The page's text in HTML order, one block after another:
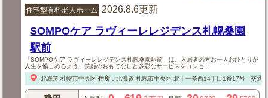
住宅型有料老人ホーム 2026.8.6更新
SOMPOケア ラヴィーレレジデンス札幌桑園
駅前
「SOMPOケア ラヴィーレレジデンス札幌桑園駅前」は、入居者の方お一人おひとりが
人生を愉しめるよう、笑顔のおもてなしと多彩なサービスをコンセ...
北海道 札幌市中央区 住所： 北海道 札幌市中央区北十一条西14丁目1番17号 交通